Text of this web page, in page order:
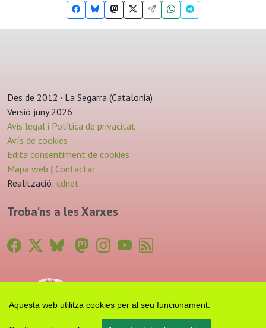
Aquesta web utilitza cookies per al seu funcionament.
Des de 2012 · La Segarra (Catalonia)
Versió juny 2026
Avis legal i Política de privacitat
Avís de cookies
Edita consentiment de cookies
Mapa web | Contactar
Realització: cdnet
Troba'ns a les Xarxes